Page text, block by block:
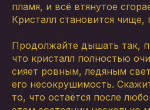
пламя, и всё втянутое
Кристалл становится чище,
Продолжайте дышать так,
что кристалл полностью
сияет ровным, ледяным
его несокрушимость.
то, что остаётся после